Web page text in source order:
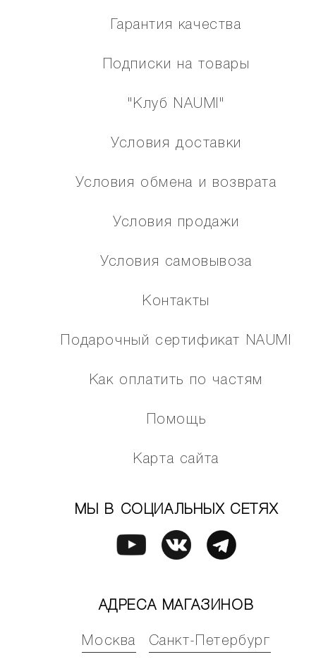
Гарантия качества
Подписки на товары
"Клуб NAUMI"
Условия доставки
Условия обмена и возврата
Условия продажи
Условия самовывоза
Контакты
Подарочный сертификат NAUMI
Как оплатить по частям
Помощь
Карта сайта
МЫ В СОЦИАЛЬНЫХ СЕТЯХ
АДРЕСА МАГАЗИНОВ
Москва Санкт-Петербург